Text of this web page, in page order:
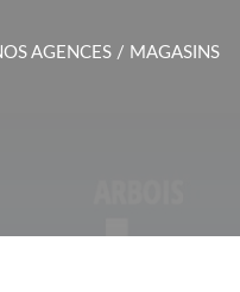
AGENCES / MAGASINS